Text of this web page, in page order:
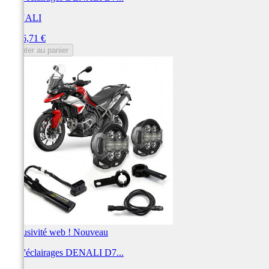
DENALI
1 526,71 €
Ajouter au panier
Exclusivité web ! Nouveau
Kit d'éclairages DENALI D7...